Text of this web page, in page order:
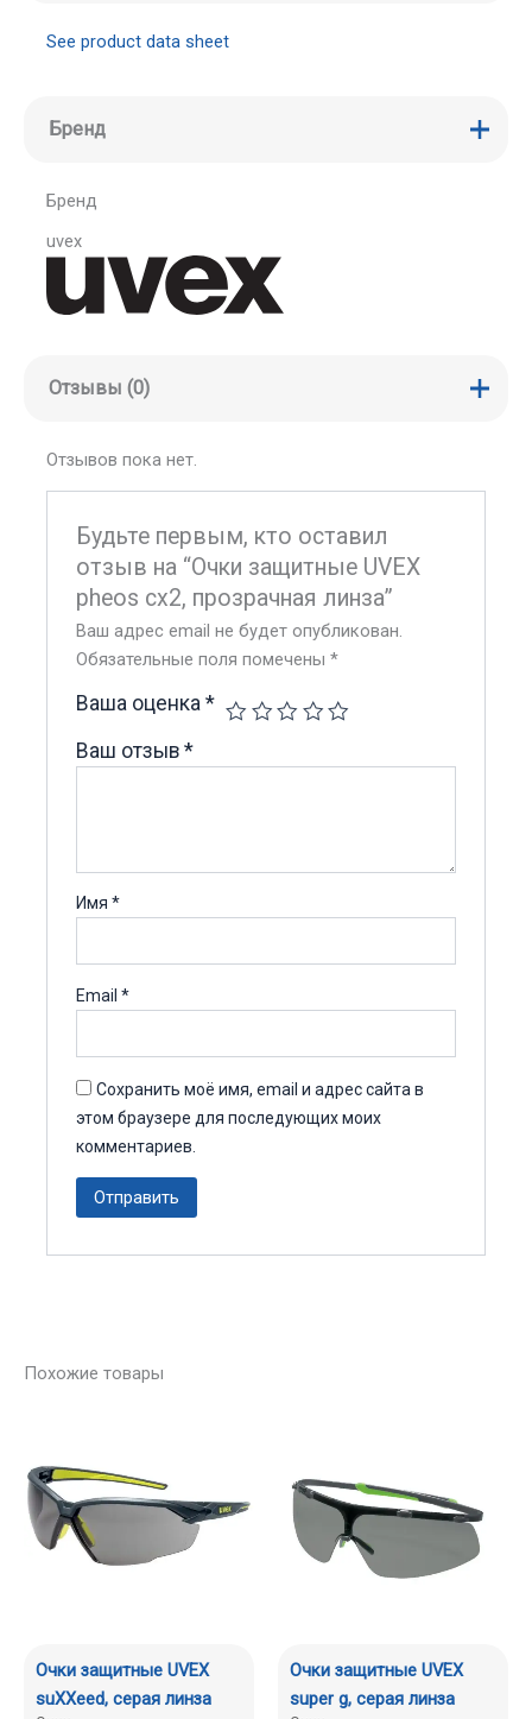
See product data sheet
Бренд
Бренд
uvex
Отзывы (0)
Отзывов пока нет.
Будьте первым, кто оставил
отзыв на “Очки защитные UVEX
pheos сх2, прозрачная линза”
Ваш адрес email не будет опубликован.
Обязательные поля помечены*
Ваша оценка*
Ваш отзыв*
Имя*
Email*
Сохранить моё имя, email и адрес сайта в
этом браузере для последующих моих
комментариев.
Похожие товары
Очки защитные UVEX
suXXeed, серая линза
Очки защитные UVEX
super g, серая линза